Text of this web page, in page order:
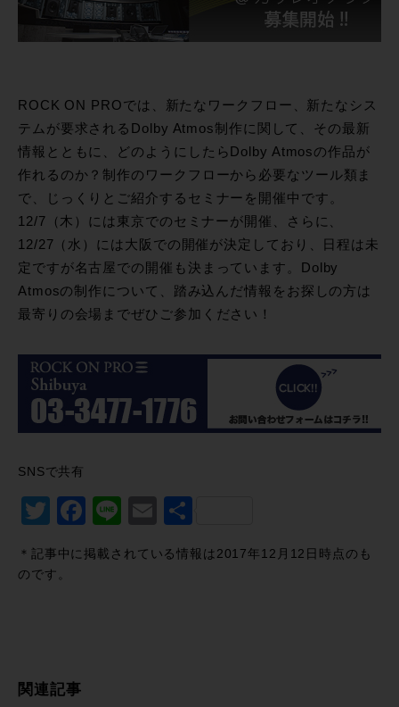
ROCK ON PROでは、新たなワークフロー、新たなシス
テムが要求されるDolby Atmos制作に関して、その最新
情報とともに、どのようにしたらDolby Atmosの作品が
作れるのか？制作のワークフローから必要なツール類ま
で、じっくりとご紹介するセミナーを開催中です。
12/7（木）には東京でのセミナーが開催、さらに、
12/27（水）には大阪での開催が決定しており、日程は未
定ですが名古屋での開催も決まっています。Dolby
Atmosの制作について、踏み込んだ情報をお探しの方は
最寄りの会場までぜひご参加ください！
SNSで共有
Twitter
Facebook
LineEmail
＊記事中に掲載されている情報は2017年12月12日時点のも
のです。
関連記事